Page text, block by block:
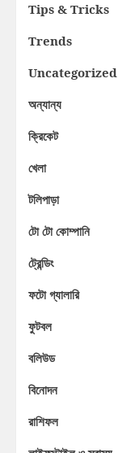
Tips & Tricks
Trends
Uncategorized
অন্যান্য
ক্রিকেট
খেলা
টলিপাড়া
টো টো কোম্পানি
ট্রেন্ডিং
ফটো গ্যালারি
ফুটবল
বলিউড
বিনোদন
রাশিফল